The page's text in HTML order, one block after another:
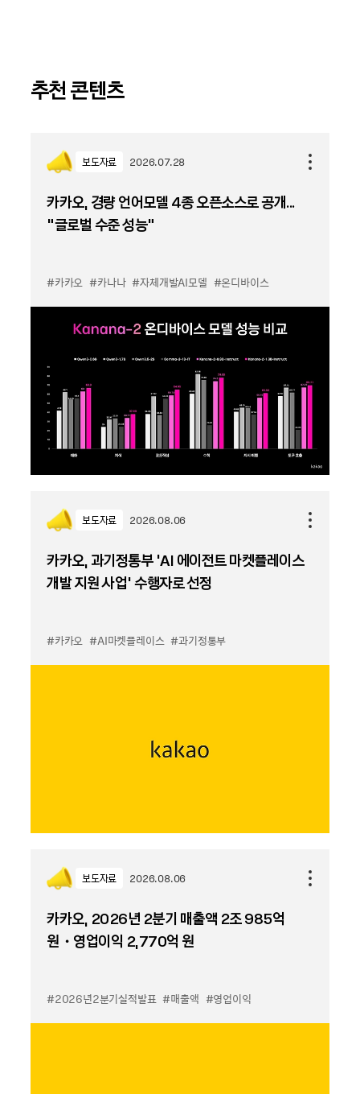
추천 콘텐츠
보도자료 2026.07.28
카카오, 경량 언어모델 4종 오픈소스로 공개...
“글로벌 수준 성능”
#카카오 #카나나 #자체개발AI모델 #온디바이스
보도자료 2026.08.06
카카오, 과기정통부 ‘AI 에이전트 마켓플레이스
개발 지원 사업’ 수행자로 선정
#카카오 #AI마켓플레이스 #과기정통부
보도자료 2026.08.06
카카오, 2026년 2분기 매출액 2조 985억
원・영업이익 2,770억 원
#2026년2분기실적발표 #매출액 #영업이익